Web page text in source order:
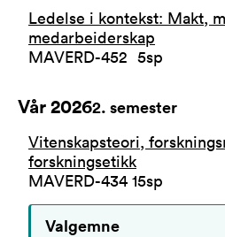
Ledelse i kontekst: Makt,
medarbeiderskap
MAVERD-452 5sp
Vår 20262. semester
Vitenskapsteori,
forskningsetikk
MAVERD-434 15sp
Valgemne